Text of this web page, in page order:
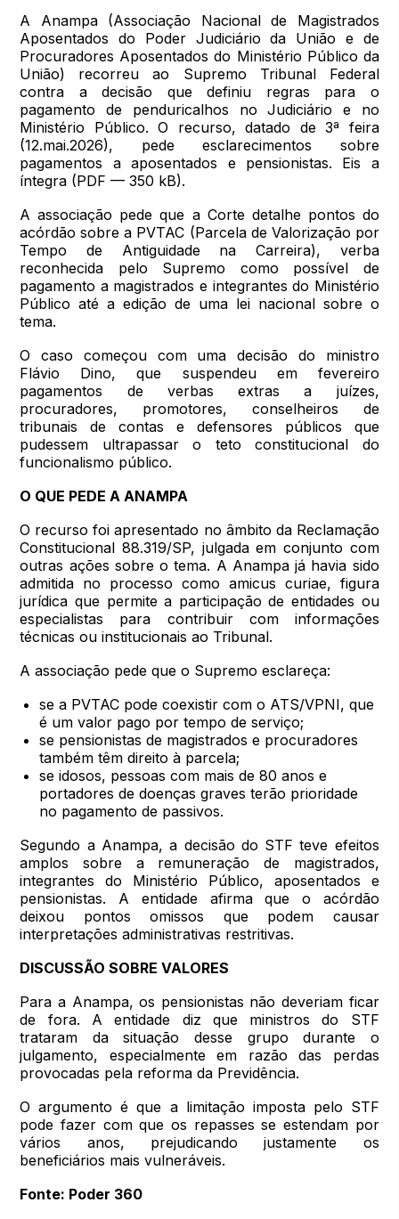
A Anampa (Associação Nacional de Magistrados
Aposentados do Poder Judiciário da União e de
Procuradores Aposentados do Ministério Público da
União) recorreu ao Supremo Tribunal Federal
contra a decisão que definiu regras para o
pagamento de penduricalhos no Judiciário e no
Ministério Público. O recurso, datado de 3ª feira
(12.mai.2026), pede esclarecimentos sobre
pagamentos a aposentados e pensionistas. Eis a
íntegra (PDF — 350 kB).
A associação pede que a Corte detalhe pontos do
acórdão sobre a PVTAC (Parcela de Valorização por
Tempo de Antiguidade na Carreira), verba
reconhecida pelo Supremo como possível de
pagamento a magistrados e integrantes do Ministério
Público até a edição de uma lei nacional sobre o
tema.
O caso começou com uma decisão do ministro
Flávio Dino, que suspendeu em fevereiro
pagamentos de verbas extras a juízes,
procuradores, promotores, conselheiros de
tribunais de contas e defensores públicos que
pudessem ultrapassar o teto constitucional do
funcionalismo público.
O QUE PEDE A ANAMPA
O recurso foi apresentado no âmbito da Reclamação
Constitucional 88.319/SP, julgada em conjunto com
outras ações sobre o tema. A Anampa já havia sido
admitida no processo como amicus curiae, figura
jurídica que permite a participação de entidades ou
especialistas para contribuir com informações
técnicas ou institucionais ao Tribunal.
A associação pede que o Supremo esclareça:
se a PVTAC pode coexistir com o ATS/VPNI, que
é um valor pago por tempo de serviço;
se pensionistas de magistrados e procuradores
também têm direito à parcela;
se idosos, pessoas com mais de 80 anos e
portadores de doenças graves terão prioridade
no pagamento de passivos.
Segundo a Anampa, a decisão do STF teve efeitos
amplos sobre a remuneração de magistrados,
integrantes do Ministério Público, aposentados e
pensionistas. A entidade afirma que o acórdão
deixou pontos omissos que podem causar
interpretações administrativas restritivas.
DISCUSSÃO SOBRE VALORES
Para a Anampa, os pensionistas não deveriam ficar
de fora. A entidade diz que ministros do STF
trataram da situação desse grupo durante o
julgamento, especialmente em razão das perdas
provocadas pela reforma da Previdência.
O argumento é que a limitação imposta pelo STF
pode fazer com que os repasses se estendam por
vários anos, prejudicando justamente os
beneficiários mais vulneráveis.
Fonte: Poder 360